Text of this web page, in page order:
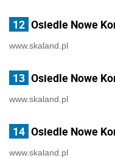
12 Osiedle Nowe
www.skaland.pl
13 Osiedle Nowe
www.skaland.pl
14 Osiedle Nowe
www.skaland.pl